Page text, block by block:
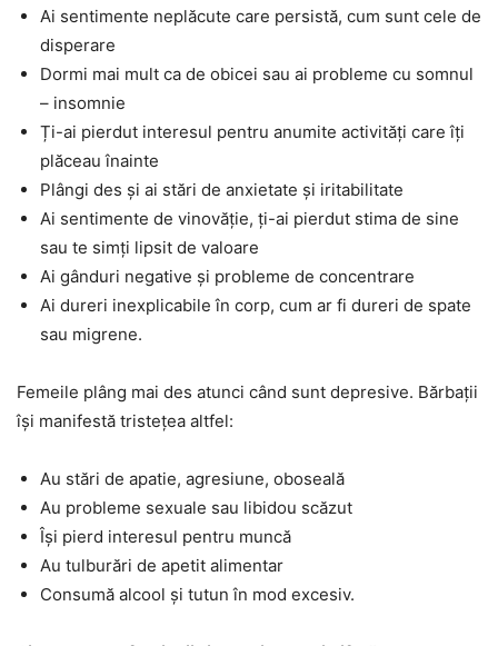
Ai sentimente neplăcute care persistă, cum sunt cele de
disperare
Dormi mai mult ca de obicei sau ai probleme cu somnul
– insomnie
Ți-ai pierdut interesul pentru anumite activități care îți
plăceau înainte
Plângi des și ai stări de anxietate și iritabilitate
Ai sentimente de vinovăție, ți-ai pierdut stima de sine
sau te simți lipsit de valoare
Ai gânduri negative și probleme de concentrare
Ai dureri inexplicabile în corp, cum ar fi dureri de spate
sau migrene.
Femeile plâng mai des atunci când sunt depresive. Bărbații
își manifestă tristețea altfel:
Au stări de apatie, agresiune, oboseală
Au probleme sexuale sau libidou scăzut
Își pierd interesul pentru muncă
Au tulburări de apetit alimentar
Consumă alcool și tutun în mod excesiv.